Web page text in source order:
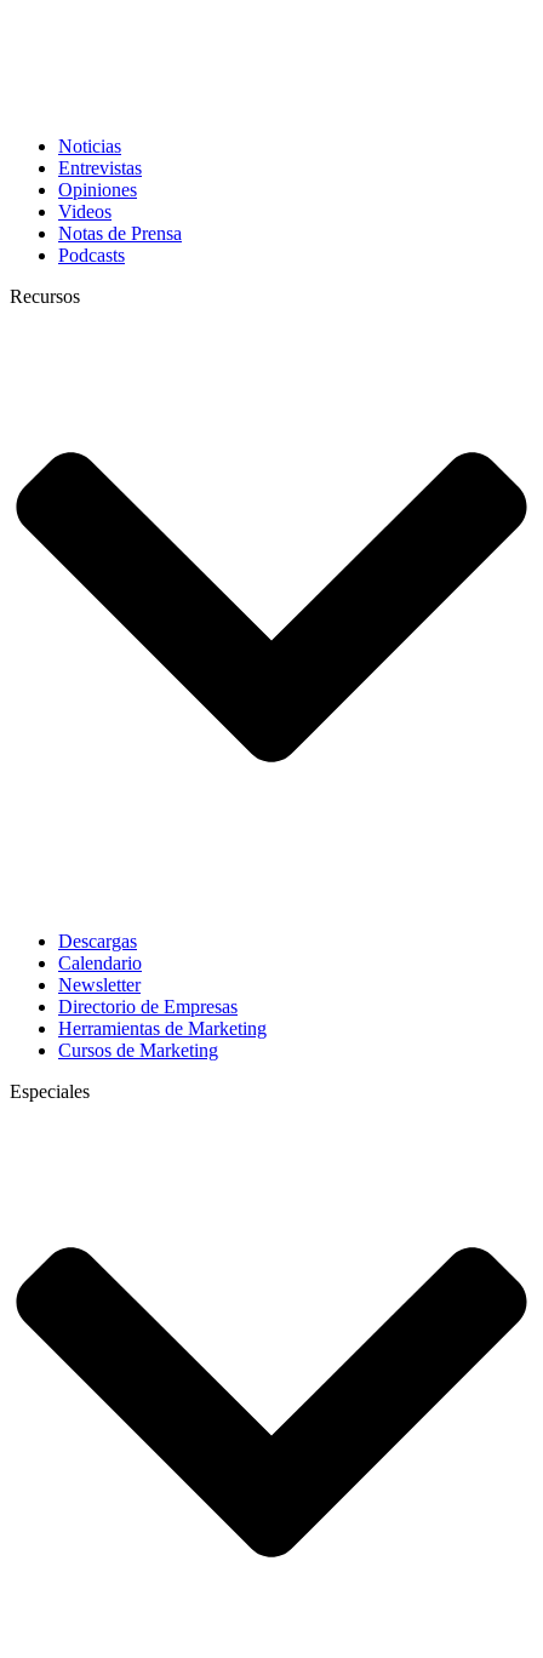
Noticias
Entrevistas
Opiniones
Videos
Notas de Prensa
Podcasts
Recursos
Descargas
Calendario
Newsletter
Directorio de Empresas
Herramientas de Marketing
Cursos de Marketing
Especiales